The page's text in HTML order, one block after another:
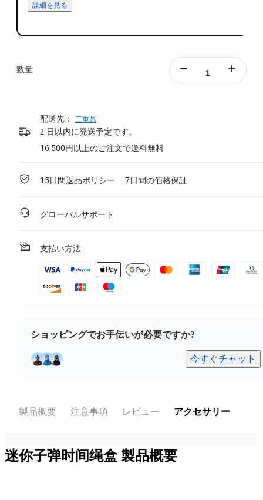
詳細を見る
数量
配送先： 三重県
2 日以内に発送予定です。
16,500円以上のご注文で送料無料
15日間返品ポリシー 7日間の価格保証
グローバルサポート
支払い方法
ショッピングでお手伝いが必要ですか?
今すぐチャット
製品概要 注意事項 レビュー アクセサリー
迷你子弹时间绳盒 製品概要